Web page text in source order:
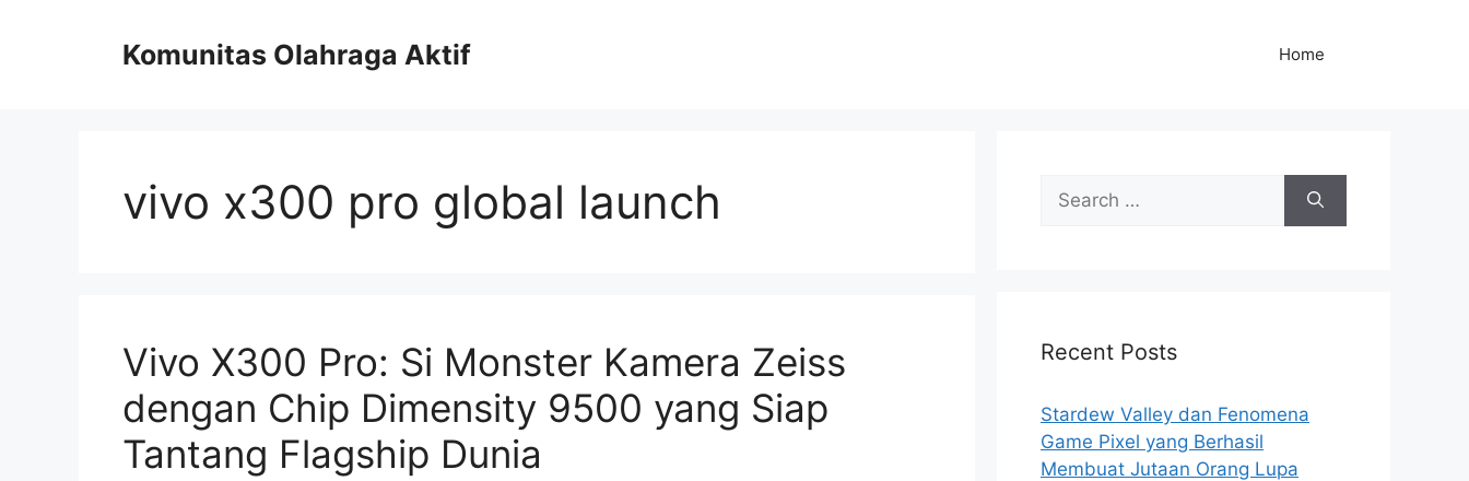
Komunitas Olahraga Aktif Home
vivo x300 pro global launch
Vivo X300 Pro: Si Monster Kamera Zeiss
dengan Chip Dimensity 9500 yang Siap
Tantang Flagship Dunia
f
r
:
Recent Posts
Stardew Valley dan Fenomena
Game Pixel yang Berhasil
Membuat Jutaan Orang Lupa